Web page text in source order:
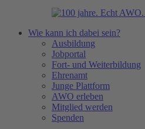
Wie kann ich dabei sein?
Ausbildung
Jobportal
Fort- und Weiterbildung
Ehrenamt
Junge Plattform
AWO erleben
Mitglied werden
Spenden